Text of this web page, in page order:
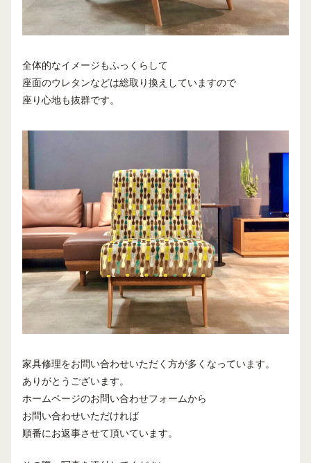
全体的なイメージもふっくらして
座面のウレタンなどは総取り換えしていますので
座り心地も抜群です。
家具修理をお問い合わせいただく方が多くなっています。
ありがとうございます。
ホームページのお問い合わせフォームから
お問い合わせいただければ
順番にお返事させて頂いています。